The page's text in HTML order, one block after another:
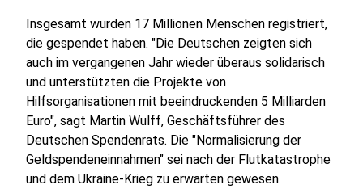
Insgesamt wurden 17 Millionen Menschen registriert,
die gespendet haben. "Die Deutschen zeigten sich
auch im vergangenen Jahr wieder überaus solidarisch
und unterstützten die Projekte von
Hilfsorganisationen mit beeindruckenden 5 Milliarden
Euro", sagt Martin Wulff, Geschäftsführer des
Deutschen Spendenrats. Die "Normalisierung der
Geldspendeneinnahmen" sei nach der Flutkatastrophe
und dem Ukraine-Krieg zu erwarten gewesen.